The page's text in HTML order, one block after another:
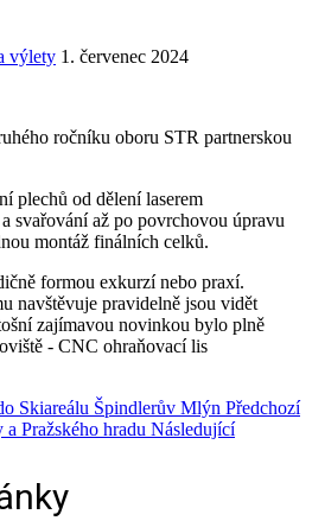
výlety 1. červenec 2024
ročníku oboru STR partnerskou
plechů od dělení laserem
svařování až po povrchovou úpravu
montáž finálních celků.
formou exkurzí nebo praxí.
navštěvuje pravidelně jsou vidět
zajímavou novinkou bylo plně
‑ CNC ohraňovací lis
Skiareálu Špindlerův Mlýn Předchozí
Pražského hradu Následující